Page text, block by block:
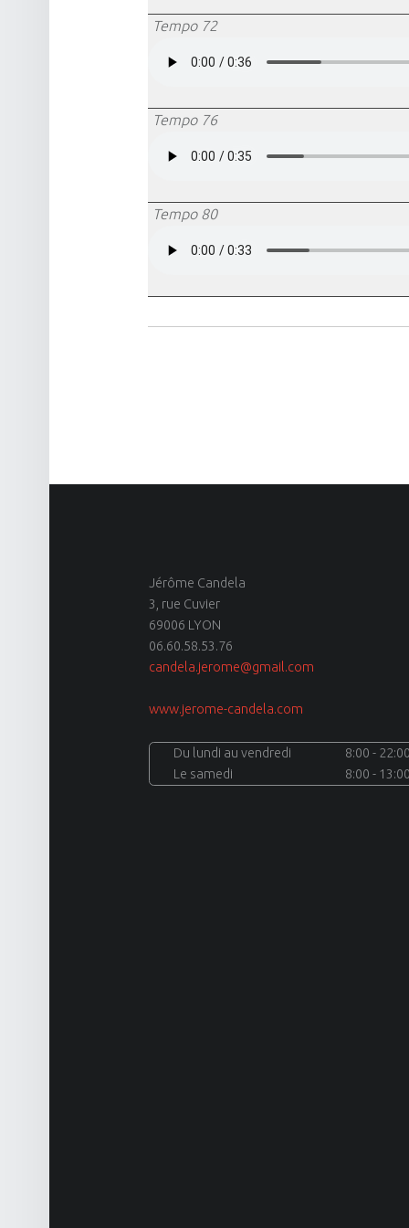
site
Tempo 72
Tempo 76
Tempo 80
Jérôme Candela
3, rue Cuvier
69006 LYON
06.60.58.53.76
candela.jerome@gmail.com
www.jerome-candela.com
Du lundi au vendredi
8:00 - 22:00
Le samedi
8:00 - 13:00